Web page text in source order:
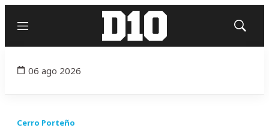
Menú
Mostrar
06 ago 2026
Cerro Porteño